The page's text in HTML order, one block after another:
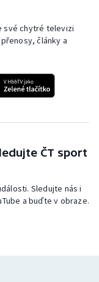
své chytré televizi
články a
ČT sport
Sledujte nás i
a buďte v obraze.